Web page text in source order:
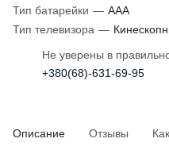
Тип батарейки — AAA
Тип телевизора —
Не уверены в
+380(68)-631-69-95
Описание Отзывы